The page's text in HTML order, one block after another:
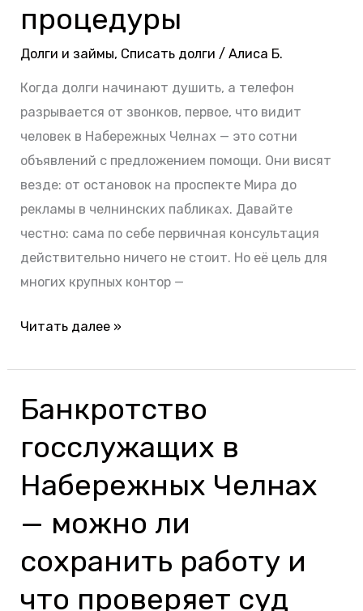
процедуры
Долги и займы, Списать долги /Алиса Б.
Когда долги начинают душить, а телефон
разрывается от звонков, первое, что видит
человек в Набережных Челнах — это сотни
объявлений с предложением помощи. Они висят
везде: от остановок на проспекте Мира до
рекламы в челнинских пабликах. Давайте
честно: сама по себе первичная консультация
действительно ничего не стоит. Но её цель для
многих крупных контор —
и
честный
бюджет
процедуры
Читать далее »
Банкротство
госслужащих в
Набережных Челнах
— можно ли
сохранить работу и
что проверяет суд
Банкротство
госслужащих
в
Набережных
Челнах
—
ли
сохранить